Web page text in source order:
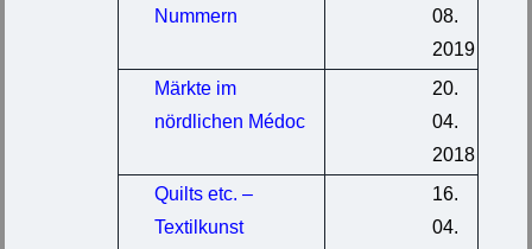
Nummern
08.
2019
Märkte im
nördlichen Médoc
20.
04.
2018
Quilts etc. –
Textilkunst
16.
04.